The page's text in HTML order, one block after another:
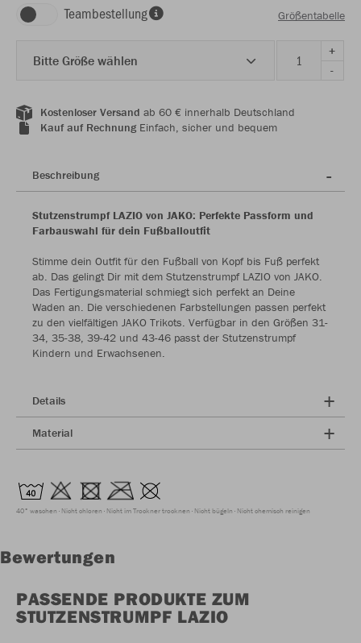
Teambestellung Größentabelle
Bitte Größe wählen
+
-
Kostenloser Versand ab 60 € innerhalb Deutschland
Kauf auf RechnungEinfach, sicher und bequem
Beschreibung
Stutzenstrumpf LAZIO von JAKO: Perfekte Passform und
Farbauswahl für dein Fußballoutfit
Stimme dein Outfit für den Fußball von Kopf bis Fuß perfekt
ab. Das gelingt Dir mit dem Stutzenstrumpf LAZIO von JAKO.
Das Fertigungsmaterial schmiegt sich perfekt an Deine
Waden an. Die verschiedenen Farbstellungen passen perfekt
zu den vielfältigen JAKO Trikots. Verfügbar in den Größen 31-
34, 35-38, 39-42 und 43-46 passt der Stutzenstrumpf
Kindern und Erwachsenen.
Details
Material
40° waschen Nicht chloren Nicht im Trockner trocknen Nicht bügeln Nicht chemisch reinigen
Bewertungen
PASSENDE PRODUKTE ZUM
STUTZENSTRUMPF LAZIO